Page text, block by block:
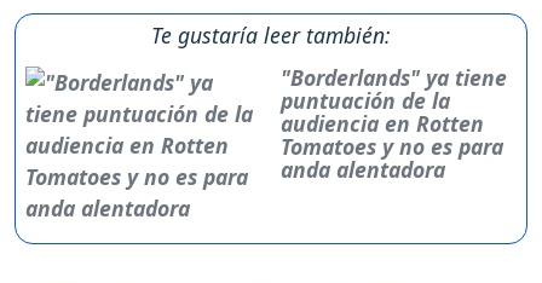
Te gustaría leer también:
"Borderlands" ya tiene
puntuación de la
audiencia en Rotten
Tomatoes y no es para
anda alentadora